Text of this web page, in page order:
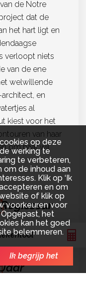
de Notre
dat de
het hart ligt en
verloopt niets
van de ene
welwillende
en
al
kiest voor het
van haar
om haar wil
Regisseur
Valérie Donzelli
Jaar
op deze
werking te
te verbeteren,
om de inhoud aan
Klik op ‘Ik
en om
of klik op
voorkeuren voor
het
kan het goed
belemmeren.
Ik begrijp het